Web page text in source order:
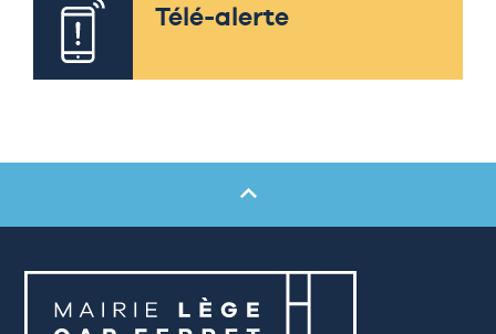
Télé-alerte